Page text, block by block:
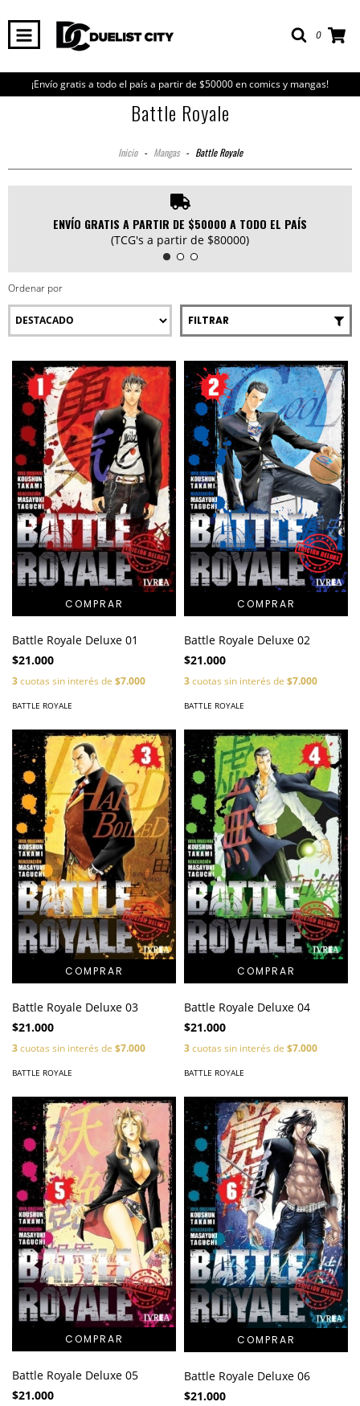
0
¡Envío gratis a todo el país a partir de $50000 en comics y mangas!
Battle Royale
Inicio - Mangas - Battle Royale
ENVÍO GRATIS A PARTIR DE $50000 A TODO EL PAÍS
(TCG's a partir de $80000)
Ordenar por
FILTRAR
Battle Royale Deluxe 01
$21.000
3cuotas sin interés de $7.000
BATTLE ROYALE
Battle Royale Deluxe 02
$21.000
3cuotas sin interés de $7.000
BATTLE ROYALE
Battle Royale Deluxe 03
$21.000
3cuotas sin interés de $7.000
BATTLE ROYALE
Battle Royale Deluxe 04
$21.000
3cuotas sin interés de $7.000
BATTLE ROYALE
Battle Royale Deluxe 05
$21.000
Battle Royale Deluxe 06
$21.000